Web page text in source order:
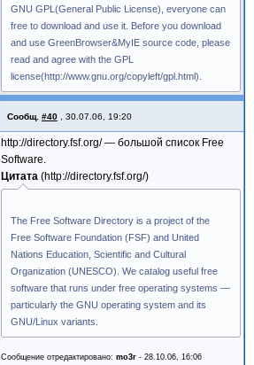
GNU GPL(General Public License), everyone can
free to download and use it. Before you download
and use GreenBrowser&MyIE source code, please
read and agree with the GPL
license(http://www.gnu.org/copyleft/gpl.html).
Сообщ. #40 30.07.06, 19:20
http://directory.fsf.org/ — большой список Free
Software.
Цитата http://directory.fsf.org/
The Free Software Directory is a project of the
Free Software Foundation (FSF) and United
Nations Education, Scientific and Cultural
Organization (UNESCO). We catalog useful free
software that runs under free operating systems —
particularly the GNU operating system and its
GNU/Linux variants.
Сообщение отредактировано: mo3r - 28.10.06, 16:06